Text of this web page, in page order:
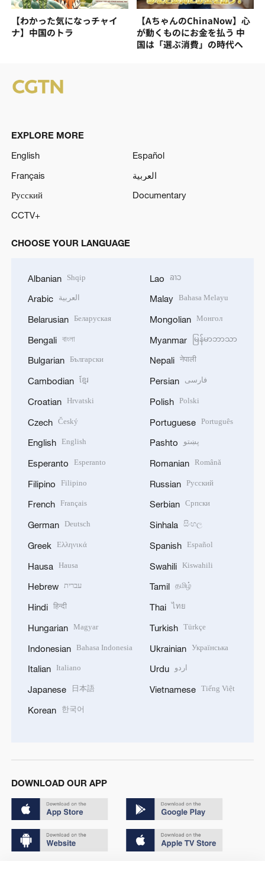
【わかった気になっチャイ
ナ】中国のトラ
【AちゃんのChinaNow】心
が動くものにお金を払う 中
国は「選ぶ消費」の時代へ
EXPLORE MORE
English
Español
Français
العربية
Русский
Documentary
CCTV+
CHOOSE YOUR LANGUAGE
Albanian Shqip
Arabic العربية
Belarusian Беларуская
Bengali বাংলা
Bulgarian Български
Cambodian ខ្មែរ
Croatian Hrvatski
Czech Český
English English
Esperanto Esperanto
Filipino Filipino
French Français
German Deutsch
Greek Ελληνικά
Hausa Hausa
Hebrew עברית
Hindi हिन्दी
Hungarian Magyar
Indonesian Bahasa Indonesia
Italian Italiano
Japanese 日本語
Korean 한국어
Lao ລາວ
Malay Bahasa Melayu
Mongolian Монгол
Myanmar မြန်မာဘာသာ
Nepali नेपाली
Persian فارسی
Polish Polski
Portuguese Português
Pashto پښتو
Romanian Română
Russian Русский
Serbian Српски
Sinhala සිංහල
Spanish Español
Swahili Kiswahili
Tamil தமிழ்
Thai ไทย
Turkish Türkçe
Ukrainian Українська
Urdu اردو
Vietnamese Tiếng Việt
DOWNLOAD OUR APP